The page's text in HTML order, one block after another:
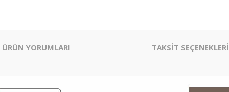
ÜRÜN YORUMLARI TAKSİT SEÇENEKLERİ